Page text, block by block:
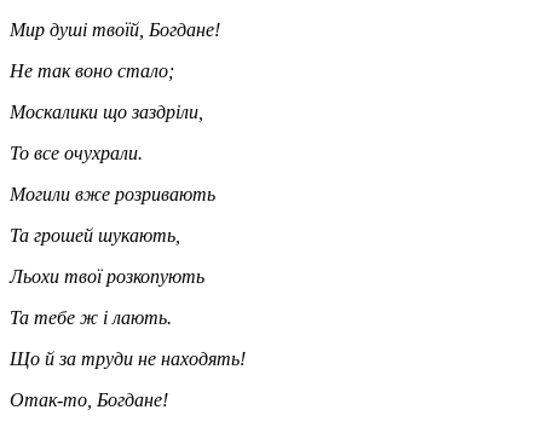
Мир душі твоїй, Богдане!
Не так воно стало;
Москалики що заздріли,
То все очухрали.
Могили вже розривають
Та грошей шукають,
Льохи твої розкопують
Та тебе ж і лають.
Що й за труди не находять!
Отак-то, Богдане!